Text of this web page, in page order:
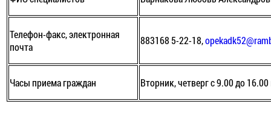
Телефон-факс, электронная
почта
883168 5-22-18,
Часы приема граждан Вторник, четверг с 9.00 до